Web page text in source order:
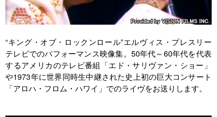
“キング・オブ・ロックンロール”エルヴィス・プレスリー
テレビでのパフォーマンス映像集。50年代～60年代を代表
するアメリカのテレビ番組「エド・サリヴァン・ショー」
や1973年に世界同時生中継された史上初の巨大コンサート
「アロハ・フロム・ハワイ」でのライヴをお送りします。